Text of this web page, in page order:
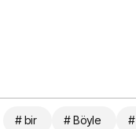
# bir # Böyle